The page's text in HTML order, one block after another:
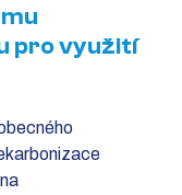
pro využití